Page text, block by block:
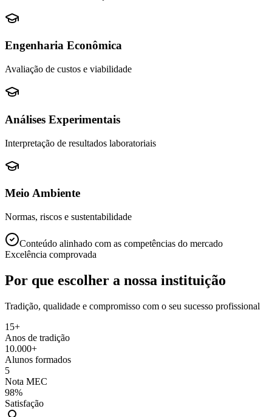
Engenharia Econômica
Avaliação de custos e viabilidade
Análises Experimentais
Interpretação de resultados laboratoriais
Meio Ambiente
Normas, riscos e sustentabilidade
Conteúdo alinhado com as competências do mercado
Excelência comprovada
Por que escolher a nossa instituição
Tradição, qualidade e compromisso com o seu sucesso profissional
15+
Anos de tradição
10.000+
Alunos formados
5
Nota MEC
98%
Satisfação